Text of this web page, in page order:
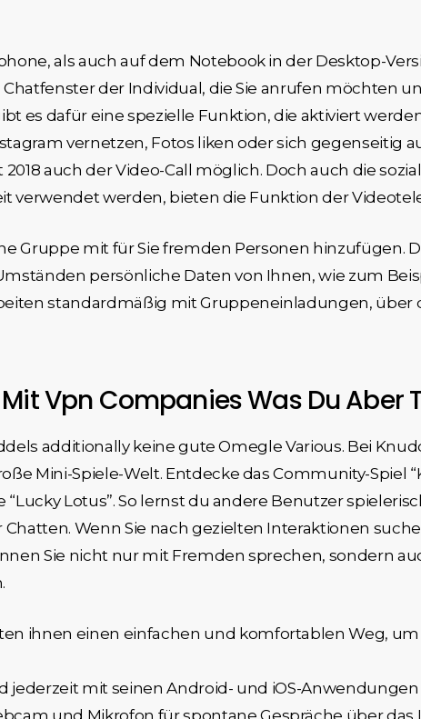
als auch auf dem Notebook in der Desktop-
der Individual, die Sie anrufen möchten
es dafür eine spezielle Funktion, die aktiviert
vernetzen, Fotos liken oder sich gegenseitig
auch der Video-Call möglich. Doch auch die
verwendet werden, bieten die Funktion der
Gruppe mit für Sie fremden Personen hinzufügen.
persönliche Daten von Ihnen, wie zum
standardmäßig mit Gruppeneinladungen, über
Vpn Companies Was Du Aber
additionally keine gute Omegle Various. Bei
Mini-Spiele-Welt. Entdecke das Community-Spiel
Lotus”. So lernst du andere Benutzer
Wenn Sie nach gezielten Interaktionen
Sie nicht nur mit Fremden sprechen, sondern
ihnen einen einfachen und komfortablen Weg,
jederzeit mit seinen Android- und iOS-
und Mikrofon für spontane Gespräche über das